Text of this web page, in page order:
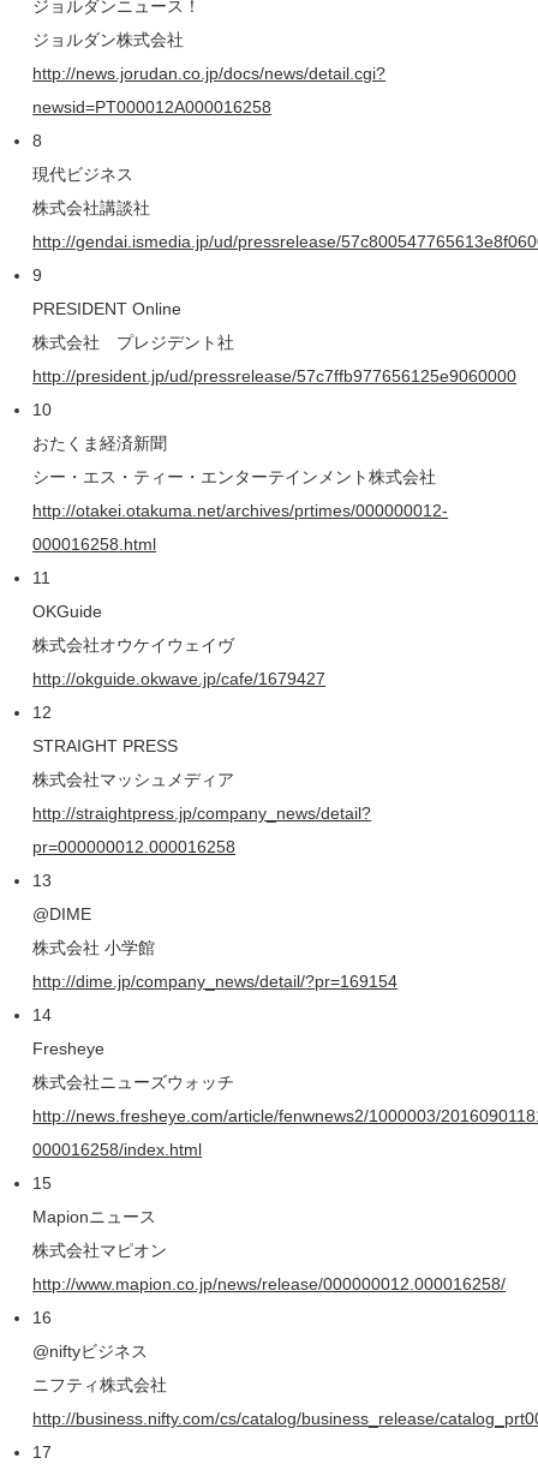
ジョルダンニュース！
ジョルダン株式会社
http://news.jorudan.co.jp/docs/news/detail.cgi?
newsid=PT000012A000016258
8
現代ビジネス
株式会社講談社
http://gendai.ismedia.jp/ud/pressrelease/
9
PRESIDENT Online
株式会社 プレジデント社
http://president.jp/ud/pressrelease/57c7ffb977656125e9060000
10
おたくま経済新聞
シー・エス・ティー・エンターテインメント株式会社
http://otakei.otakuma.net/archives/prtimes/000000012-
000016258.html
11
OKGuide
株式会社オウケイウェイヴ
http://okguide.okwave.jp/cafe/1679427
12
STRAIGHT PRESS
株式会社マッシュメディア
http://straightpress.jp/company_news/detail?
pr=000000012.000016258
13
@DIME
株式会社 小学館
http://dime.jp/company_news/detail/?pr=169154
14
Fresheye
株式会社ニューズウォッチ
http://news.fresheye.com/article/fenwnews2/1000003/
000016258/index.html
15
Mapionニュース
株式会社マピオン
http://www.mapion.co.jp/news/release/000000012.000016258/
16
@niftyビジネス
ニフティ株式会社
http://business.nifty.com/cs/catalog/business_release/
17